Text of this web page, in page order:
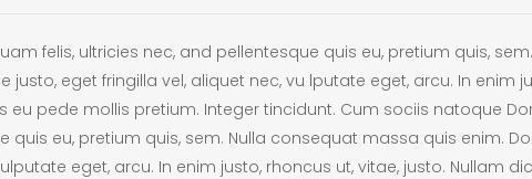
felis, ultricies nec, and pellentesque quis eu, pretium quis,
justo, eget fringilla vel, aliquet nec, vu lputate eget, arcu. In enim
eu pede mollis pretium. Integer tincidunt. Cum sociis natoque
quis eu, pretium quis, sem. Nulla consequat massa quis enim.
eget, arcu. In enim justo, rhoncus ut, vitae, justo. Nullam